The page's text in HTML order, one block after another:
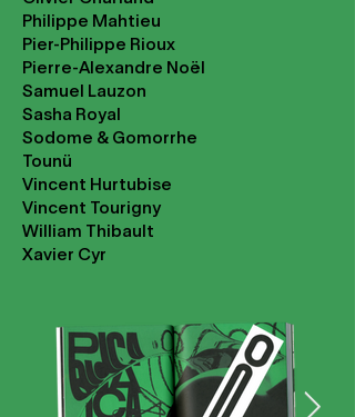
Philippe Mahtieu
Pier-Philippe Rioux
Pierre-Alexandre Noël
Samuel Lauzon
Sasha Royal
Sodome & Gomorrhe
Tounü
Vincent Hurtubise
Vincent Tourigny
William Thibault
Xavier Cyr